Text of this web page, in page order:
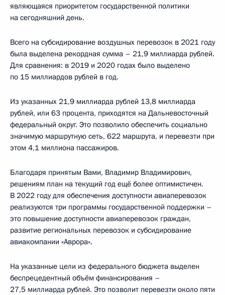
являющаяся приоритетом государственной политики
на сегодняшний день.
Всего на субсидирование воздушных перевозок в 2021 году
была выделена рекордная сумма – 21,9 миллиарда рублей.
Для сравнения: в 2019 и 2020 годах было выделено
по 15 миллиардов рублей в год.
Из указанных 21,9 миллиарда рублей 13,8 миллиарда
рублей, или 63 процента, приходятся на Дальневосточный
федеральный округ. Это позволило обеспечить социально
значимую маршрутную сеть, 622 маршрута, и перевезти при
этом 4,1 миллиона пассажиров.
Благодаря принятым Вами, Владимир Владимирович,
решениям план на текущий год ещё более оптимистичен.
В 2022 году для обеспечения доступности авиаперевозок
реализуются три программы государственной поддержки –
это повышение доступности авиаперевозок граждан,
развитие региональных перевозок и субсидирование
авиакомпании «Аврора».
На указанные цели из федерального бюджета выделен
беспрецедентный объём финансирования –
27,5 миллиарда рублей. Это позволит перевезти около пяти